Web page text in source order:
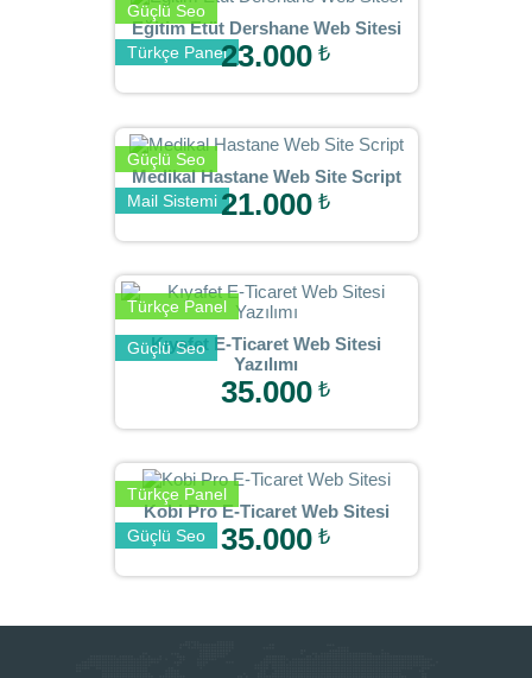
Güçlü Seo
Türkçe Panel
Eğitim Etüt Dershane Web Sitesi
₺
23.000
Güçlü Seo
Mail Sistemi
Medikal Hastane Web Site Script
₺
21.000
Türkçe Panel
Güçlü Seo
Kıyafet E-Ticaret Web Sitesi
Yazılımı
₺
35.000
Türkçe Panel
Güçlü Seo
Kobi Pro E-Ticaret Web Sitesi
₺
35.000